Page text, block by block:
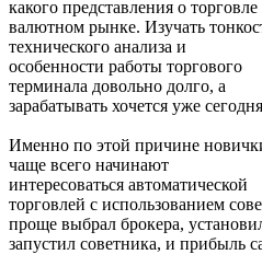
какого представления о торговле
валютном рынке. Изучать
технического анализа и
особенности работы торгового
терминала довольно долго, а
зарабатывать хочется уже
Именно по этой причине
чаще всего начинают
интересоваться автоматической
торговлей с использованием
проще выбрал брокера,
запустил советника, и прибыль